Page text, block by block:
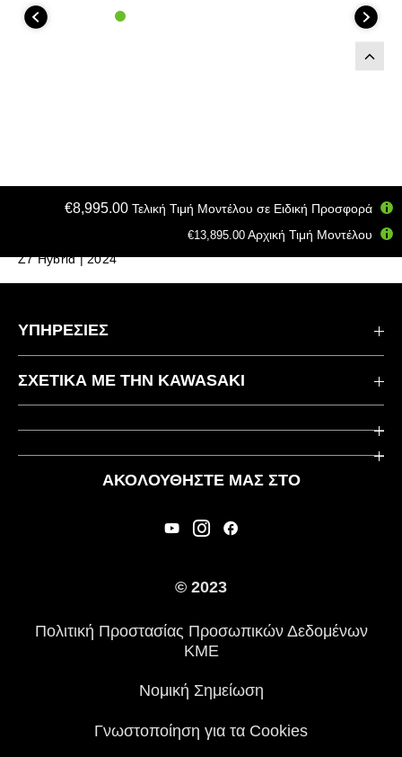
€8,995.00 Τελική Τιμή Μοντέλου σε Ειδική Προσφορά
€13,895.00 Αρχική Τιμή Μοντέλου
Supernaked
Z7 Hybrid | 2024
ΑΚΟΛΟΥΘΉΣΤΕ ΜΑΣ ΣΤΟ
ΥΠΗΡΕΣΙΕΣ
Επικοινωνήστε μαζί μας
Χρήσιμοι Σύνδεσμοι
ΣΧΕΤΙΚΆ ΜΕ ΤΗΝ KAWASAKI
Εταιρεία
Ιστορία
© 2023
Πολιτική Προστασίας Προσωπικών Δεδομένων
ΚΜΕ
Νομική Σημείωση
Γνωστοποίηση για τα Cookies